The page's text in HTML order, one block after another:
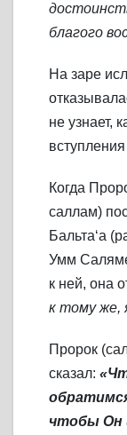
благого
На заре
не узнает,
Когда
саллам)
Бальта‘а
Умм
к ней, она
к тому же,
Пророк
сказал:
чтобы Он